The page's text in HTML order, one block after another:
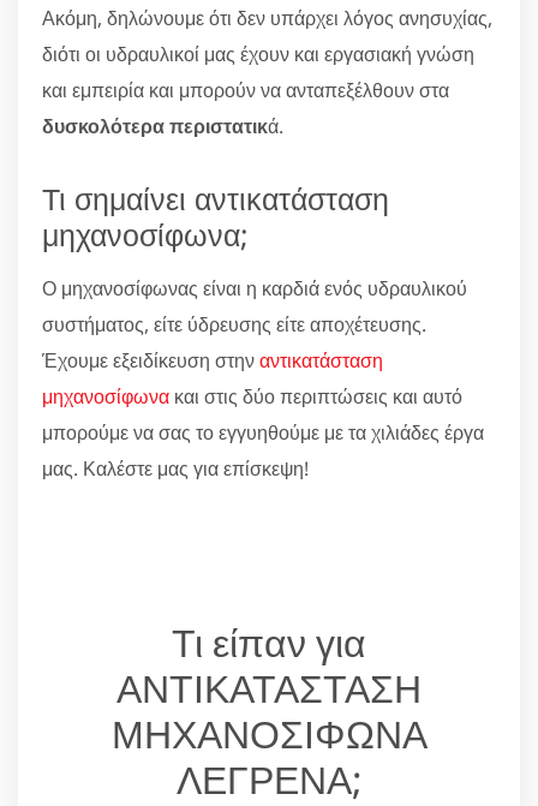
Ακόμη, δηλώνουμε ότι δεν υπάρχει λόγος ανησυχίας,
διότι οι υδραυλικοί μας έχουν και εργασιακή γνώση
και εμπειρία και μπορούν να ανταπεξέλθουν στα
δυσκολότερα περιστατικά.
Τι σημαίνει αντικατάσταση
μηχανοσίφωνα;
Ο μηχανοσίφωνας είναι η καρδιά ενός υδραυλικού
συστήματος, είτε ύδρευσης είτε αποχέτευσης.
Έχουμε εξειδίκευση στηναντικατάσταση
μηχανοσίφωνα και στις δύο περιπτώσεις και αυτό
μπορούμε να σας το εγγυηθούμε με τα χιλιάδες έργα
μας. Καλέστε μας για επίσκεψη!
Τι είπαν για
ΑΝΤΙΚΑΤΑΣΤΑΣΗ
ΜΗΧΑΝΟΣΙΦΩΝΑ
ΛΕΓΡΕΝΑ;